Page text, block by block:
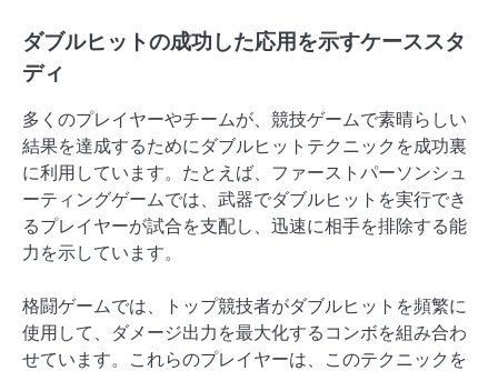
ダブルヒットの成功した応用を示すケーススタ
ディ
多くのプレイヤーやチームが、競技ゲームで素晴らしい
結果を達成するためにダブルヒットテクニックを成功裏
に利用しています。たとえば、ファーストパーソンシュ
ーティングゲームでは、武器でダブルヒットを実行でき
るプレイヤーが試合を支配し、迅速に相手を排除する能
力を示しています。
格闘ゲームでは、トップ競技者がダブルヒットを頻繁に
使用して、ダメージ出力を最大化するコンボを組み合わ
せています。これらのプレイヤーは、このテクニックを